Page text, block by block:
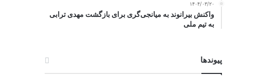
۱۴۰۴/۰۳/۲۰
واکنش بیرانوند به میانجی‌گری برای بازگشت مهدی ترابی
به تیم ملی
پیوندها